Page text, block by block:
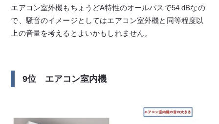
エアコン室外機もちょうどA特性のオールパスで54 dBなの
で、騒音のイメージとしてはエアコン室外機と同等程度以
上の音量を考えるとよいかもしれません。
9位 エアコン室内機